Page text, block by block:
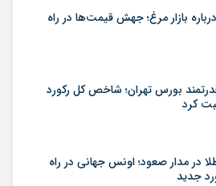
بازار مرغ؛ جهش قیمت‌ها در راه
بورس تهران؛ شاخص کل رکورد
کرد
در مدار صعود؛ اونس جهانی در راه
جدید